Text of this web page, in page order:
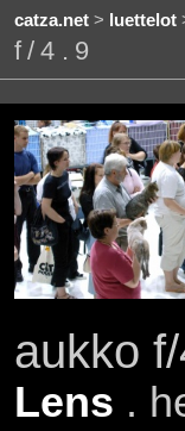
catza.net> luettelot
f/4.9
aukko
Lens .